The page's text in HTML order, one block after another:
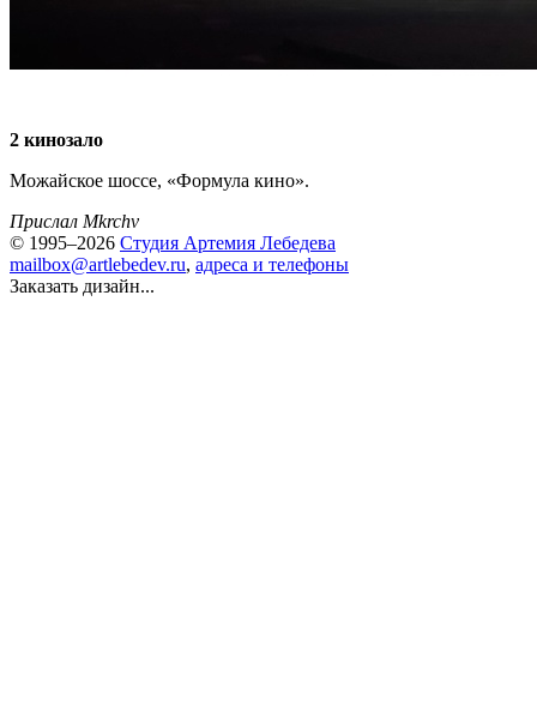
2 кинозало
Можайское шоссе, «Формула кино».
Прислал Mkrchv
© 1995–2026 Студия Артемия Лебедева
mailbox@artlebedev.ru, адреса и телефоны
Заказать дизайн...